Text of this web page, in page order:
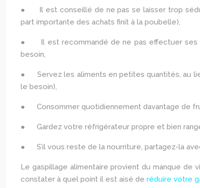
● Il est conseillé de ne pas se laisser trop
part importante des achats finit à la poubelle),
● Il est recommandé de ne pas effectuer ses
besoin,
● Servez les aliments en petites quantités, au
le besoin),
● Consommer quotidiennement davantage de
● Gardez votre réfrigérateur propre et bien
● S’il vous reste de la nourriture, partagez-la
Le gaspillage alimentaire provient du manque de
constater à quel point il est aisé de réduire votre